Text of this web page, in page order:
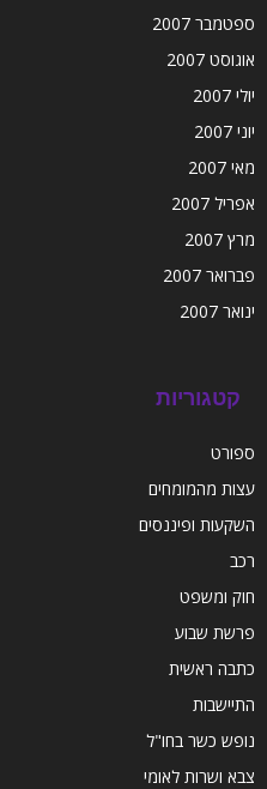
ספטמבר 2007
אוגוסט 2007
יולי 2007
יוני 2007
מאי 2007
אפריל 2007
מרץ 2007
פברואר 2007
ינואר 2007
קטגוריות
ספורט
עצות מהמומחים
השקעות ופיננסים
רכב
חוק ומשפט
פרשת שבוע
כתבה ראשית
התיישבות
נופש כשר בחו"ל
צבא ושרות לאומי